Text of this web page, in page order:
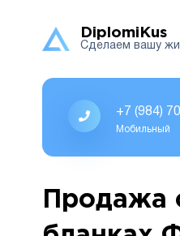
DiplomiKus
Сделаем вашу
+7 (984)
Мобильный
Продажа